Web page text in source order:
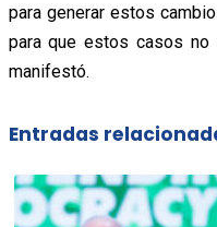
para generar estos
para que estos casos no
manifestó.
Entradas